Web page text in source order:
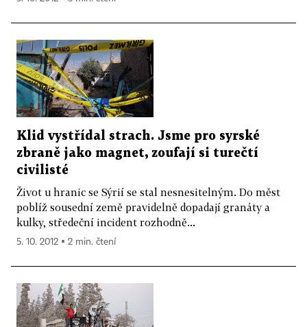
Klid vystřídal strach. Jsme pro syrské
zbraně jako magnet, zoufají si turečtí
civilisté
Život u hranic se Sýrií se stal nesnesitelným. Do měst
poblíž sousední země pravidelně dopadají granáty a
kulky, středeční incident rozhodně...
5. 10. 2012 ▪ 2 min. čtení